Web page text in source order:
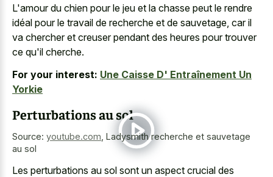
L'amour du chien pour le jeu et la chasse peut le rendre
idéal pour le travail de recherche et de sauvetage, car il
va chercher et creuser pendant des heures pour trouver
ce qu'il cherche.
For your interest: Une Caisse D' Entraînement Un
Yorkie
Perturbations au sol
Source: youtube.com Ladysmith recherche et sauvetage
au sol
Les perturbations au sol sont un aspect crucial des